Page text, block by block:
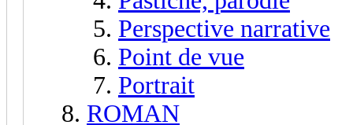
Perspective narrative
Point de vue
Portrait
ROMAN